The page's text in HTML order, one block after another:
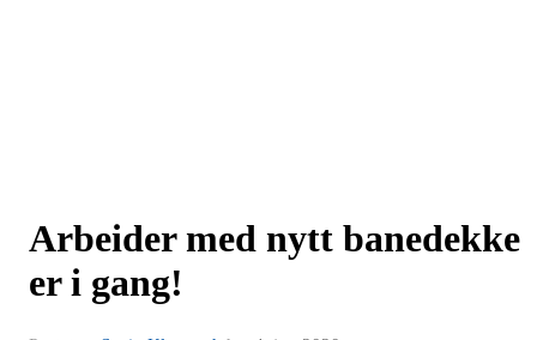
Arbeider med nytt banedekke
er i gang!